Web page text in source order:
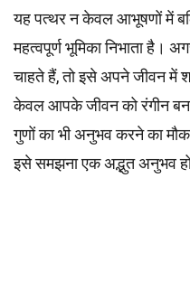
यह पत्थर न केवल आभूषणों में
महत्वपूर्ण भूमिका निभाता है।
चाहते हैं, तो इसे अपने जीवन में
केवल आपके जीवन को रंगीन
गुणों का भी अनुभव करने का
इसे समझना एक अद्भुत अनुभव